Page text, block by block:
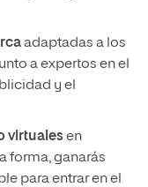
adaptadas a los
a expertos en el
y el
virtualesen
forma, ganarás
para entrar en el